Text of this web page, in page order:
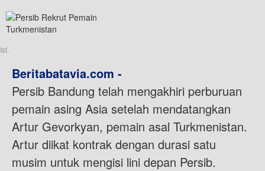
Ist.
Beritabatavia.com -
Persib Bandung telah mengakhiri perburuan
pemain asing Asia setelah mendatangkan
Artur Gevorkyan, pemain asal Turkmenistan.
Artur diikat kontrak dengan durasi satu
musim untuk mengisi lini depan Persib.